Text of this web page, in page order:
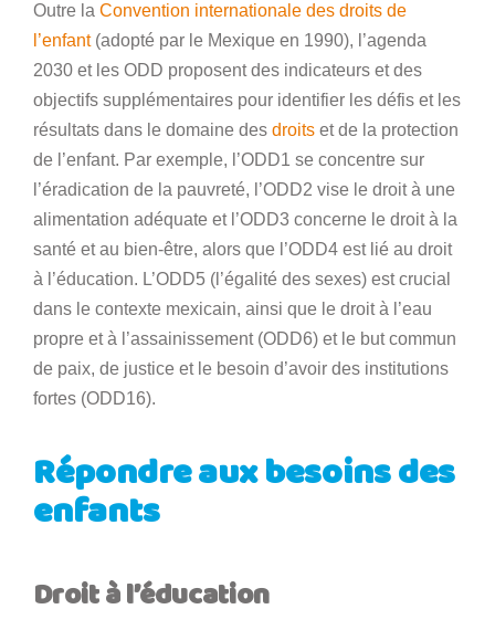
Outre la Convention internationale des droits de
l’enfant(adopté par le Mexique en 1990), l’agenda
2030 et les ODD proposent des indicateurs et des
objectifs supplémentaires pour identifier les défis et les
résultats dans le domaine des droits et de la protection
de l’enfant. Par exemple, l’ODD1 se concentre sur
l’éradication de la pauvreté, l’ODD2 vise le droit à une
alimentation adéquate et l’ODD3 concerne le droit à la
santé et au bien-être, alors que l’ODD4 est lié au droit
à l’éducation. L’ODD5 (l’égalité des sexes) est crucial
dans le contexte mexicain, ainsi que le droit à l’eau
propre et à l’assainissement (ODD6) et le but commun
de paix, de justice et le besoin d’avoir des institutions
fortes (ODD16).
Répondre aux besoins des
enfants
Droit à l’éducation